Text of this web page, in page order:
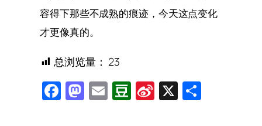
容得下那些不成熟的痕迹，今天这点变化
才更像真的。
总浏览量： 23
Facebook
Mastodon
EmailDouban
Sina
X